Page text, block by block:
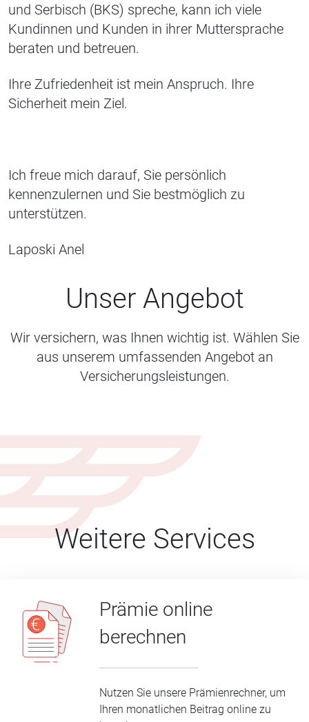
und Serbisch (BKS) spreche, kann ich viele
Kundinnen und Kunden in ihrer Muttersprache
beraten und betreuen.
Ihre Zufriedenheit ist mein Anspruch. Ihre
Sicherheit mein Ziel.
Ich freue mich darauf, Sie persönlich
kennenzulernen und Sie bestmöglich zu
unterstützen.
Laposki Anel
Unser Angebot
Wir versichern, was Ihnen wichtig ist. Wählen Sie
aus unserem umfassenden Angebot an
Versicherungsleistungen.
Weitere Services
Prämie online
berechnen
Nutzen Sie unsere Prämienrechner, um
Ihren monatlichen Beitrag online zu